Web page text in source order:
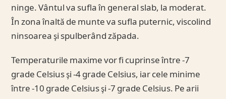
ninge. Vântul va sufla în general slab, la moderat.
În zona înaltă de munte va sufla puternic, viscolind
ninsoarea şi spulberând zăpada.
Temperaturile maxime vor fi cuprinse între -7
grade Celsius şi -4 grade Celsius, iar cele minime
între -10 grade Celsius şi -7 grade Celsius. Pe arii